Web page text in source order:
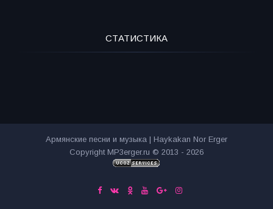
СТАТИСТИКА
Армянские песни и музыка | Haykakan Nor Erger
Copyright MP3erger.ru © 2013 - 2026